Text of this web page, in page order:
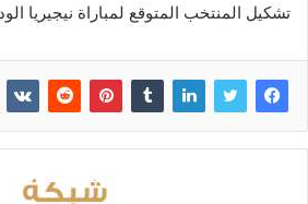
تشكيل المنتخب المتوقع لمباراة نيجيريا